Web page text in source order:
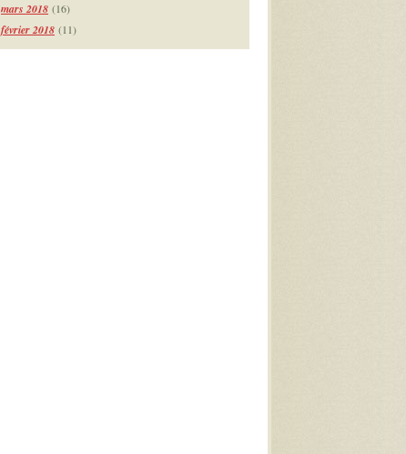
mars 2018 (16)
février 2018 (11)